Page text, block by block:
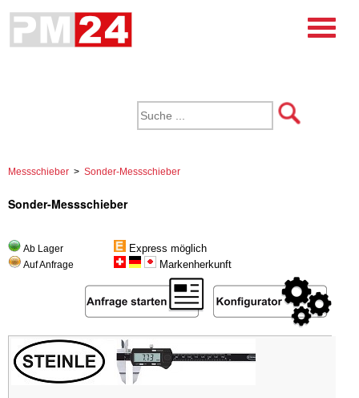
Messschieber > Sonder-Messschieber
Sonder-Messschieber
Ab Lager
Auf Anfrage
Express möglich
Markenherkunft